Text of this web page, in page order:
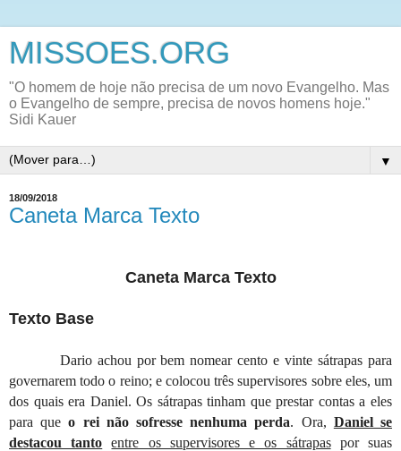
MISSOES.ORG
"O homem de hoje não precisa de um novo Evangelho. Mas
o Evangelho de sempre, precisa de novos homens hoje."
Sidi Kauer
▼
18/09/2018
Caneta Marca Texto
Caneta Marca Texto
Texto Base
Dario achou por bem nomear cento e vinte sátrapas para
governarem todo o reino; e colocou três supervisores sobre eles, um
dos quais era Daniel. Os sátrapas tinham que prestar contas a eles
para queo rei não sofresse nenhuma perda. Ora, Daniel se
destacou tanto
entre os supervisores e os sátrapaspor suas